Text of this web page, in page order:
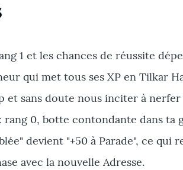
1 et les chances de réussite
qui met tous ses XP en Tilkar
et sans doute nous inciter à
rang 0, botte contondante dans ta
devient "+50 à Parade", ce
avec la nouvelle Adresse.